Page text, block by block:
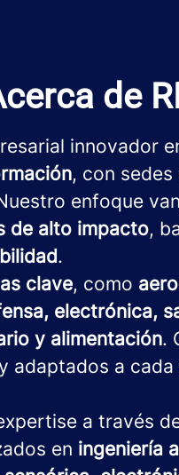
de
innovador
, con sedes
enfoque
de alto impacto,
.
clave, como
electrónica,
y alimentación.
adaptados a
a través
en ingeniería